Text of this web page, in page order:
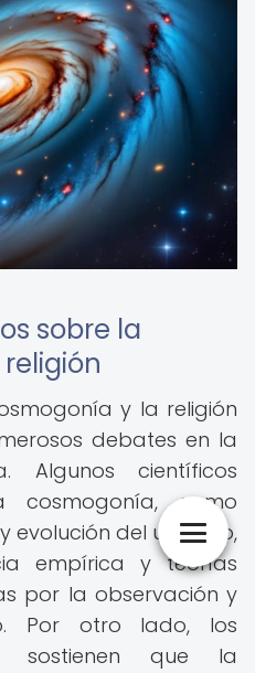
sobre la
y la religión
debates en la
Algunos científicos
cosmogonía, como
evolución del universo,
empírica y teorías
por la observación y
Por otro lado, los
sostienen que la